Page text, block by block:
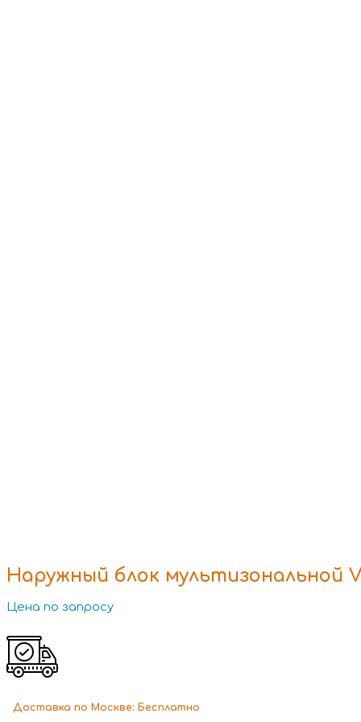
Наружный блок мультизональной
Цена по запросу
Доставка по Москве: Бесплатно